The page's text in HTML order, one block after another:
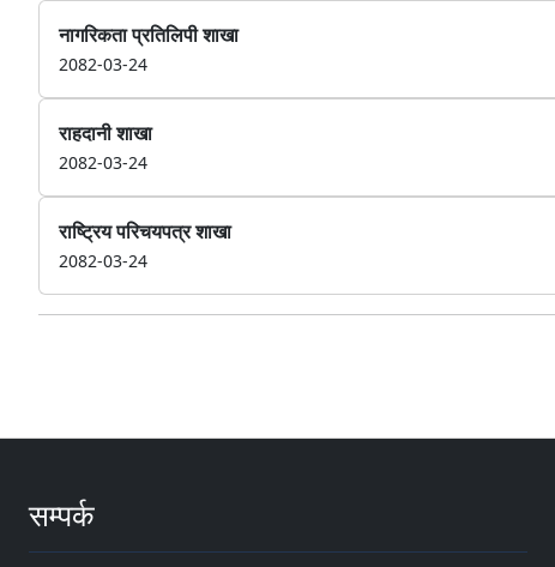
नागरिकता प्रतिलिपी शाखा
2082-03-24
राहदानी शाखा
2082-03-24
राष्ट्रिय परिचयपत्र शाखा
2082-03-24
सम्पर्क